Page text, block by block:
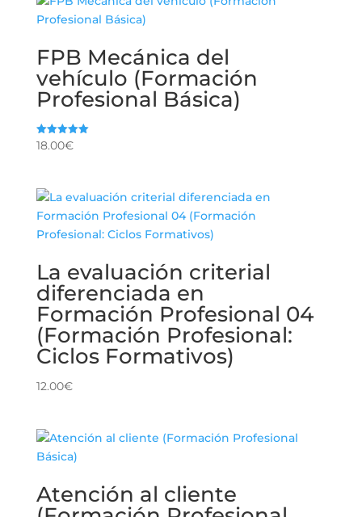
FPB Mecánica del
vehículo (Formación
Profesional Básica)
Valorado
con
18.00€
La evaluación criterial
diferenciada en
Formación Profesional 04
(Formación Profesional:
Ciclos Formativos)
12.00€
Atención al cliente